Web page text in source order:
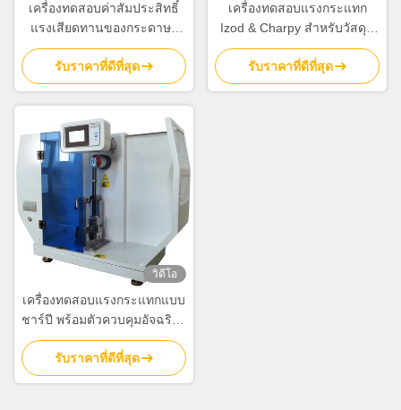
เครื่องทดสอบค่าสัมประสิทธิ์
แรงเสียดทานของกระดาษ /
เครื่องทดสอบค่าสัมประสิทธิ์
แรงเสียดทานของฟิล์มสำหรับ
การวัดฟิล์มพลาสติก
รับราคาที่ดีที่สุด
เครื่องทดสอบแรงกระแทก
Izod & Charpy สําหรับวัสดุที่
ไม่ใช่โลหะ
รับราคาที่ดีที่สุด
วิดีโอ
เครื่องทดสอบแรงกระแทกแบบ
ชาร์ปี พร้อมตัวควบคุมอัจฉริยะ
ความแม่นยำสูง, ก้านลูกตุ้ม
คาร์บอนไฟเบอร์, และตัวเข้า
รหัสแบบดิจิทัลนำเข้า
รับราคาที่ดีที่สุด